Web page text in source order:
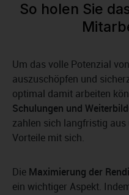
So holen Sie
Um das volle Potenzial
auszuschöpfen und
optimal damit arbeiten
Schulungen und
zahlen sich langfristig
Vorteile mit sich.
Die Maximierung der
ein wichtiger Aspekt.